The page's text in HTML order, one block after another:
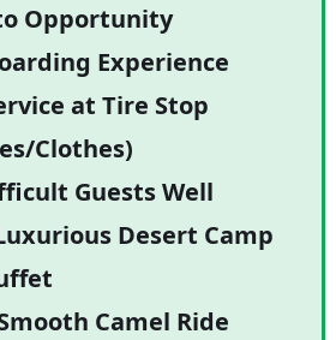
Opportunity
Experience
at Tire Stop
Clothes)
Guests Well
Desert Camp
Camel Ride